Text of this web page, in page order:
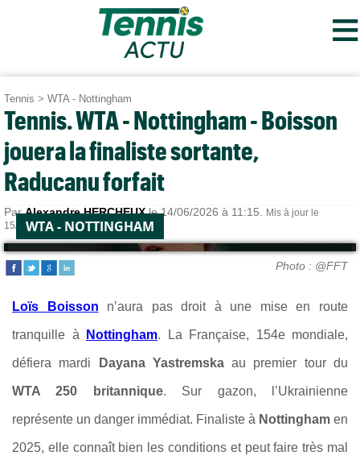
≡
Tennis > WTA - Nottingham
Tennis. WTA - Nottingham - Boisson
jouera la finaliste sortante,
Raducanu forfait
ParAlexandre HERCHEUXle 14/06/2026 à 11:15.
Mis à jour le
15/06/2026 à 11:35.
WTA - NOTTINGHAM
Photo : @FFT
Loïs Boisson n’aura pas droit à une mise en route
tranquille à Nottingham. La Française, 154e mondiale,
défiera mardi Dayana Yastremskaau premier tour du
WTA 250 britannique. Sur gazon, l’Ukrainienne
représente un danger immédiat. Finaliste à Nottingham en
2025, elle connaît bien les conditions et peut faire très mal